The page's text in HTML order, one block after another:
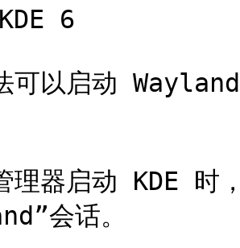
6
可以启动
理器启动 KDE 时
会话。